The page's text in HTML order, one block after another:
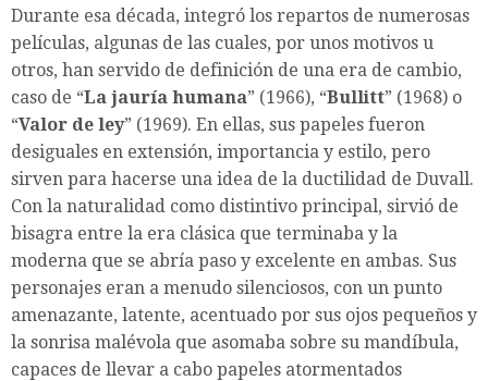
Durante esa década, integró los repartos de numerosas
películas, algunas de las cuales, por unos motivos u
otros, han servido de definición de una era de cambio,
caso de “La jauría humana” (1966), “Bullitt” (1968) o
“Valor de ley” (1969). En ellas, sus papeles fueron
desiguales en extensión, importancia y estilo, pero
sirven para hacerse una idea de la ductilidad de Duvall.
Con la naturalidad como distintivo principal, sirvió de
bisagra entre la era clásica que terminaba y la
moderna que se abría paso y excelente en ambas. Sus
personajes eran a menudo silenciosos, con un punto
amenazante, latente, acentuado por sus ojos pequeños y
la sonrisa malévola que asomaba sobre su mandíbula,
capaces de llevar a cabo papeles atormentados